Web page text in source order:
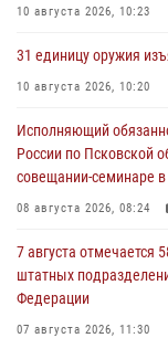
10 августа 2026, 10:23
31 единицу оружия
10 августа 2026, 10:20
Исполняющий
России по Псковской
совещании-семинаре
08 августа 2026, 08:24
7 августа отмечается
штатных
Федерации
07 августа 2026, 11:30